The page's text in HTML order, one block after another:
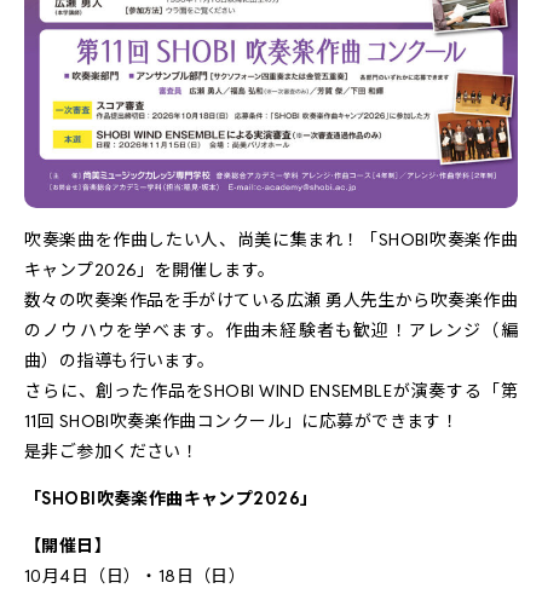
吹奏楽曲を作曲したい人、尚美に集まれ！「SHOBI吹奏楽作曲
キャンプ2026」を開催します。
数々の吹奏楽作品を手がけている広瀬 勇人先生から吹奏楽作曲
のノウハウを学べます。作曲未経験者も歓迎！アレンジ（編
曲）の指導も行います。
さらに、創った作品をSHOBI WIND ENSEMBLEが演奏する「第
11回 SHOBI吹奏楽作曲コンクール」に応募ができます！
是非ご参加ください！
「SHOBI吹奏楽作曲キャンプ2026」
【開催日】
10月4日（日）・18日（日）